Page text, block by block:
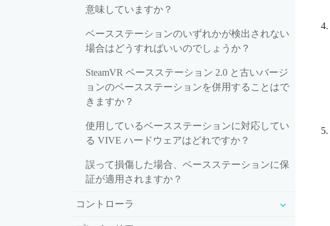
意味していますか？
ベースステーションのいずれかが検出されない
場合はどうすればいいのでしょうか？
SteamVR ベースステーション 2.0 と古いバージ
ョンのベースステーションを併用することはで
きますか？
使用しているベースステーションに対応してい
る VIVE ハードウェアはどれですか？
誤って損傷した場合、ベースステーションに保
証が適用されますか？
コントローラ